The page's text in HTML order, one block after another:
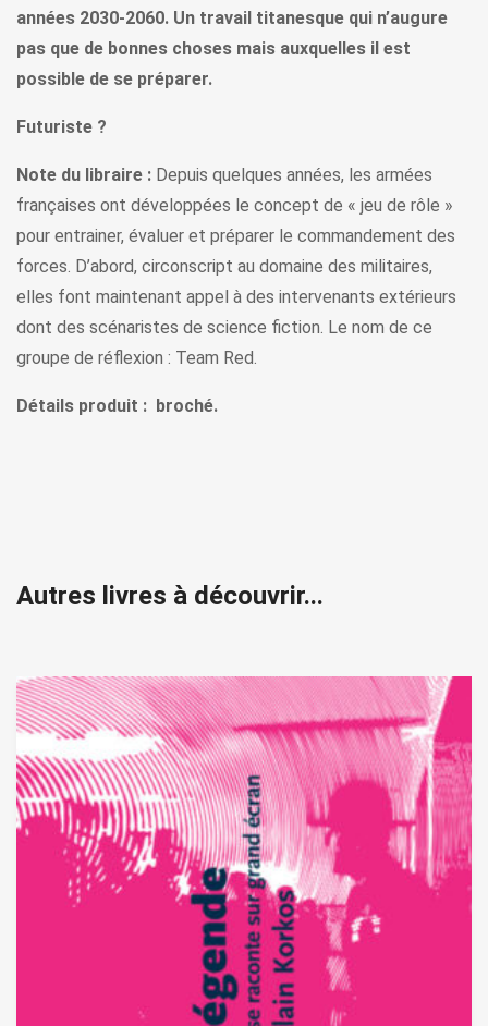
années 2030-2060. Un travail titanesque qui n’augure
pas que de bonnes choses mais auxquelles il est
possible de se préparer.
Futuriste ?
Note du libraire : Depuis quelques années, les armées
françaises ont développées le concept de « jeu de rôle »
pour entrainer, évaluer et préparer le commandement des
forces. D’abord, circonscript au domaine des militaires,
elles font maintenant appel à des intervenants extérieurs
dont des scénaristes de science fiction. Le nom de ce
groupe de réflexion : Team Red.
Détails produit : broché.
Autres livres à découvrir...